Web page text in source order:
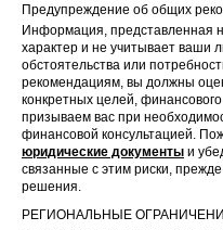
Предупреждение об общих
Информация, представленная
характер и не учитывает ваши
обстоятельства или
рекомендациям, вы должны
конкретных целей,
призываем вас при
финансовой консультацией.
юридические документы и
связанные с этим риски,
решения.
РЕГИОНАЛЬНЫЕ